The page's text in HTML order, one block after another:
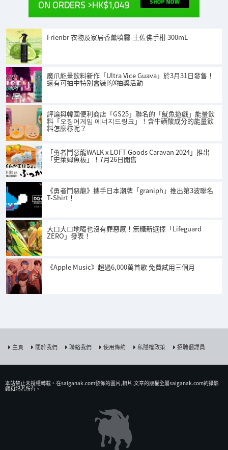
Frienbr 衣物及家居香薰噴霧-土佐佛手柑 300mL
魔爪能量飲料新作「Ultra Vice Guava」於3月31日發售！
還有可抽中特別盒裝的X抽獎活動
評論與韓國便利商店「GS25」聯名的「魷魚遊戲」能量飲
料「오징어게임 에너지드링크」！含牛磺酸成分的能量飲
料怎麼樣呢？
「勇者鬥惡龍WALK x LOFT Goods Caravan 2024」推出
「史萊姆魚板」！7月26日開售
《勇者鬥惡龍》攜手日本潮牌「graniph」推出第3波聯名
T-Shirt！
大口大口地喝也沒有罪惡感！無糖新選擇「Lifeguard
ZERO」發表！
《Apple Music》超過6,000萬首歌 免費試用三個月
主頁 關於我們 聯絡我們 使用條約 私隱權政策 招聘翻譯員
本站禁止未授權𨍭載。在saiganak.com發佈的圖片,相片,文章的版權全屬saiganak.com的攝影
師和記者所有。